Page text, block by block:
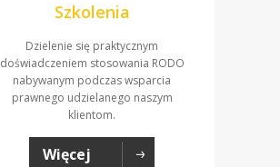
Szkolenia
Dzielenie się praktycznym
doświadczeniem stosowania RODO
nabywanym podczas wsparcia
prawnego udzielanego naszym
klientom.
Więcej